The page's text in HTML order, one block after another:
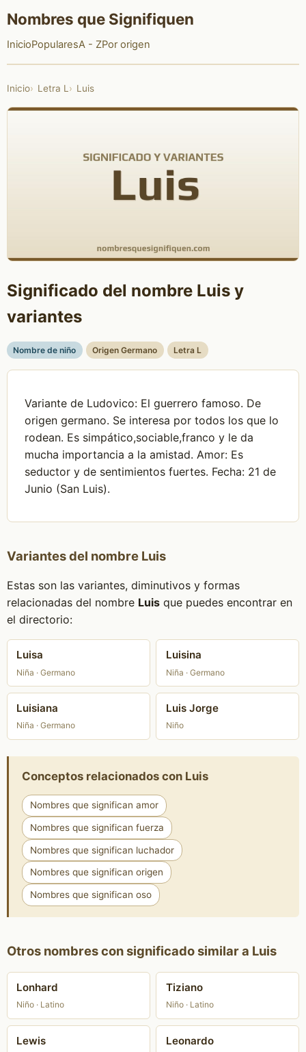
Nombres que Signifiquen
InicioPopularesA - ZPor origen
Inicio Letra L Luis
Significado del nombre Luis y
variantes
Nombre de niño Origen Germano Letra L
Variante de Ludovico: El guerrero famoso. De
origen germano. Se interesa por todos los que lo
rodean. Es simpático,sociable,franco y le da
mucha importancia a la amistad. Amor: Es
seductor y de sentimientos fuertes. Fecha: 21 de
Junio (San Luis).
Variantes del nombre Luis
Estas son las variantes, diminutivos y formas
relacionadas del nombre Luisque puedes encontrar en
el directorio:
Luisa
Niña · Germano
Luisina
Niña · Germano
Luisiana
Niña · Germano
Luis Jorge
Niño
Conceptos relacionados con Luis
Nombres que significan amor
Nombres que significan fuerza
Nombres que significan luchador
Nombres que significan origen
Nombres que significan oso
Otros nombres con significado similar a Luis
Lonhard
Niño · Latino
Tiziano
Niño · Latino
Lewis Leonardo